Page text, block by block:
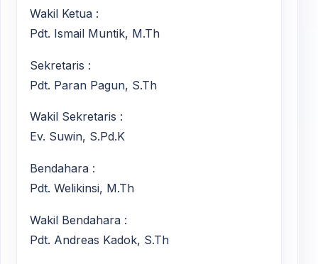
Wakil Ketua :
Pdt. Ismail Muntik, M.Th
Sekretaris :
Pdt. Paran Pagun, S.Th
Wakil Sekretaris :
Ev. Suwin, S.Pd.K
Bendahara :
Pdt. Welikinsi, M.Th
Wakil Bendahara :
Pdt. Andreas Kadok, S.Th